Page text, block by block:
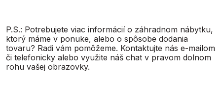
P.S.: Potrebujete viac informácií o záhradnom nábytku,
ktorý máme v ponuke, alebo o spôsobe dodania
tovaru? Radi vám pomôžeme. Kontaktujte nás e-mailom
či telefonicky alebo využite náš chat v pravom dolnom
rohu vašej obrazovky.